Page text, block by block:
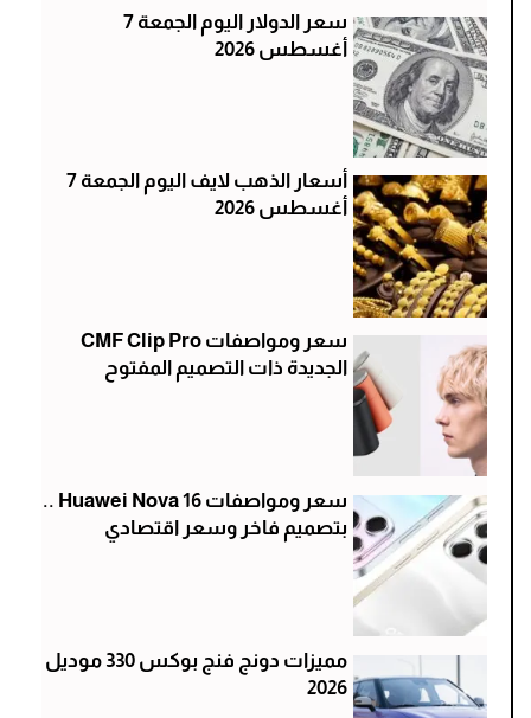
سعر الدولار اليوم الجمعة 7
أغسطس 2026
أسعار الذهب لايف اليوم الجمعة 7
أغسطس 2026
سعر ومواصفات CMF Clip Pro
الجديدة ذات التصميم المفتوح
سعر ومواصفات Huawei Nova 16 ..
بتصميم فاخر وسعر اقتصادي
مميزات دونج فنج بوكس 330 موديل
2026